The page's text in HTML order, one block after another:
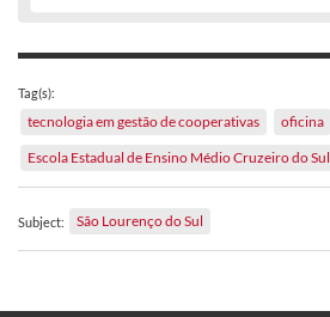
Tag(s):
tecnologia em gestão de cooperativas
oficina
Escola Estadual de Ensino Médio Cruzeiro do Sul
Subject: São Lourenço do Sul